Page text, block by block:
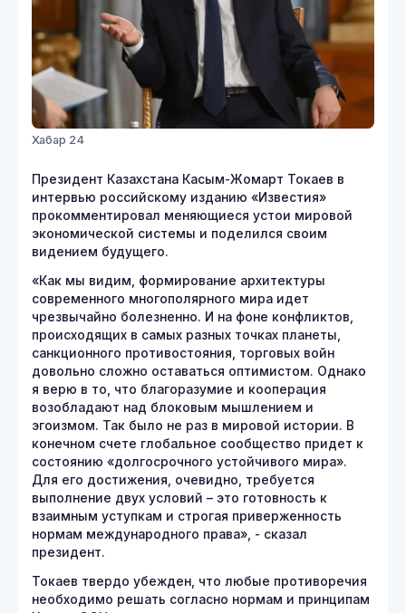
Хабар 24
Президент Казахстана Касым-Жомарт Токаев в
интервью российскому изданию «Известия»
прокомментировал меняющиеся устои мировой
экономической системы и поделился своим
видением будущего.
«Как мы видим, формирование архитектуры
современного многополярного мира идет
чрезвычайно болезненно. И на фоне конфликтов,
происходящих в самых разных точках планеты,
санкционного противостояния, торговых войн
довольно сложно оставаться оптимистом. Однако
я верю в то, что благоразумие и кооперация
возобладают над блоковым мышлением и
эгоизмом. Так было не раз в мировой истории. В
конечном счете глобальное сообщество придет к
состоянию «долгосрочного устойчивого мира».
Для его достижения, очевидно, требуется
выполнение двух условий – это готовность к
взаимным уступкам и строгая приверженность
нормам международного права», - сказал
президент.
Токаев твердо убежден, что любые противоречия
необходимо решать согласно нормам и принципам